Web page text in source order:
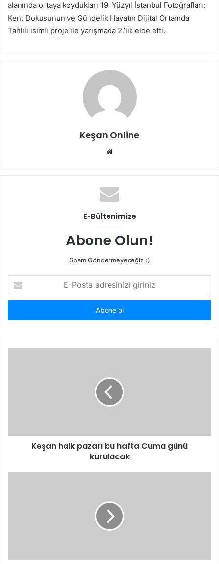
alanında ortaya koydukları 19. Yüzyıl İstanbul Fotoğrafları:
Kent Dokusunun ve Gündelik Hayatın Dijital Ortamda
Tahlili isimli proje ile yarışmada 2.’lik elde etti.
Keşan Online
Web
E-Bültenimize
Abone Olun!
Spam Göndermeyeceğiz :)
Posta
adresinizi
Keşan halk pazarı bu hafta Cuma günü
kurulacak